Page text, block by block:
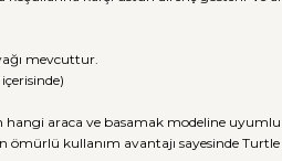
mevcuttur.
araca ve basamak modeline
ömürlü kullanım avantajı sayesinde